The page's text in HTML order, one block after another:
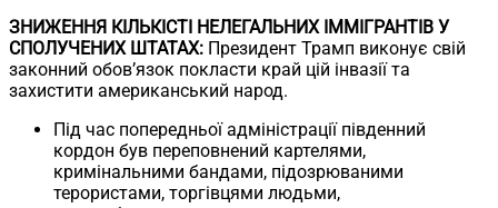
ЗНИЖЕННЯ КІЛЬКІСТІ НЕЛЕГАЛЬНИХ ІММІГРАНТІВ У
СПОЛУЧЕНИХ ШТАТАХ: Президент Трамп виконує свій
законний обов’язок покласти край цій інвазії та
захистити американський народ.
Під час попередньої адміністрації південний
кордон був переповнений картелями,
кримінальними бандами, підозрюваними
терористами, торгівцями людьми,